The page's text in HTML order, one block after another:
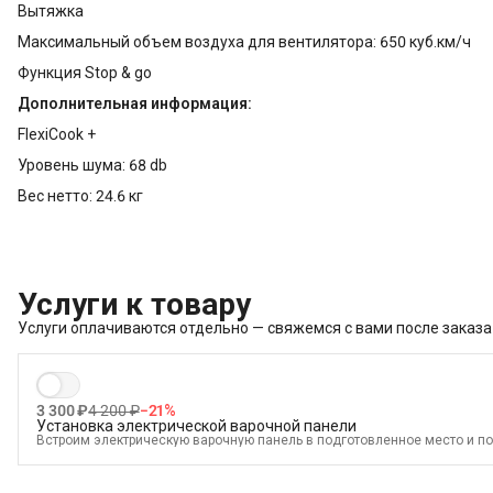
Вытяжка
Максимальный объем воздуха для вентилятора: 650 куб.км/ч
Функция Stop & go
Дополнительная информация:
FlexiCook +
Уровень шума: 68 db
Вес нетто: 24.6 кг
Услуги к товару
Услуги оплачиваются отдельно — свяжемся с вами после
3 300 ₽4 200 ₽−21%
Установка электрической варочной панели
Встроим электрическую варочную панель в подготовленное место и
Встраивание техники в мебель (без доработки)